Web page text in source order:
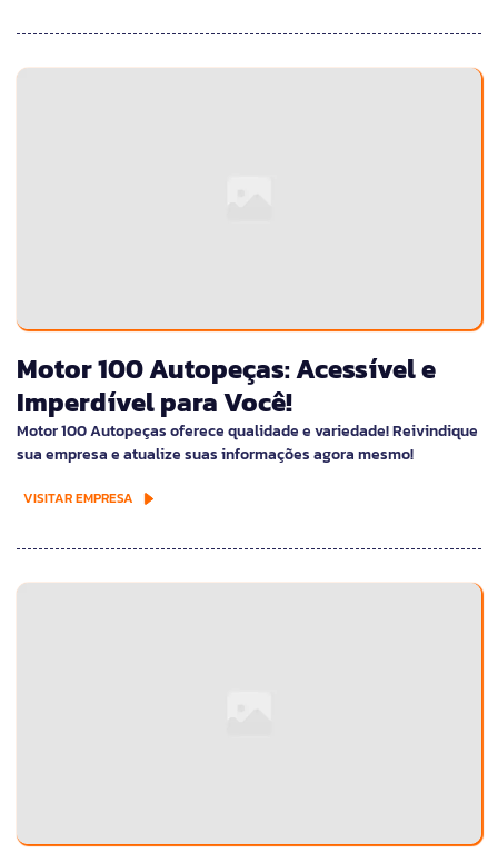
Motor 100 Autopeças: Acessível e
Imperdível para Você!
Motor 100 Autopeças oferece qualidade e variedade! Reivindique
sua empresa e atualize suas informações agora mesmo!
VISITAR EMPRESA